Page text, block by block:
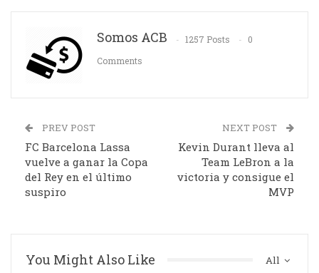
Somos ACB 1257 Posts
0
Comments
PREV POST
FC Barcelona Lassa
vuelve a ganar la Copa
del Rey en el último
suspiro
NEXT POST
Kevin Durant lleva al
Team LeBron a la
victoria y consigue el
MVP
All
You Might Also Like